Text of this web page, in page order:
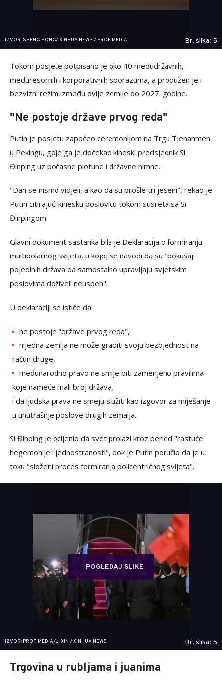
IZVOR: SHENG HONG/ XINHUA NEWS / PROFIMEDIA Br. slika: 5
Tokom posjete potpisano je oko 40 međudržavnih,
međuresornih i korporativnih sporazuma, a produžen je i
bezvizni režim između dvije zemlje do 2027. godine.
"Ne postoje države prvog reda"
Putin je posjetu započeo ceremonijom na Trgu Tjenanmen
u Pekingu, gdje ga je dočekao kineski predsjednik Si
Đinping uz počasne plotune i državne himne.
"Dan se nismo vidjeli, a kao da su prošle tri jeseni", rekao je
Putin citirajući kinesku poslovicu tokom susreta sa Si
Đinpingom.
Glavni dokument sastanka bila je Deklaracija o formiranju
multipolarnog svijeta, u kojoj se navodi da su "pokušaji
pojedinih država da samostalno upravljaju svjetskim
poslovima doživeli neuspeh".
U deklaraciji se ističe da:
ne postoje "države prvog reda",
nijedna zemlja ne može graditi svoju bezbjednost na
račun druge,
međunarodno pravo ne smije biti zamenjeno pravilima
koje nameće mali broj država,
i da ljudska prava ne smeju služiti kao izgovor za miješanje
u unutrašnje poslove drugih zemalja.
Si Đinping je ocijenio da svet prolazi kroz period "rastuće
hegemonije i jednostranosti", dok je Putin poručio da je u
toku "složeni proces formiranja policentričnog svijeta".
POGLEDAJ SLIKE
IZVOR: PROFIMEDIA/LI XIN / XINHUA NEWS Br. slika: 5
Trgovina u rubljama i juanima